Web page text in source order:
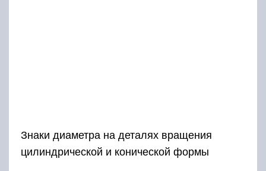
Знаки диаметра на деталях вращения
цилиндрической и конической формы